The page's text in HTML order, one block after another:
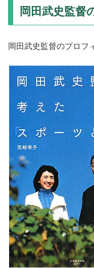
岡田武史監督
岡田武史監督のプロフ